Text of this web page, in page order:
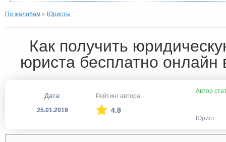
По жалобам » Юристы
Как получить
юриста бесплатно онлайн
Дата:
25.01.2019
Рейтинг автора
4.8
Автор
Юрист